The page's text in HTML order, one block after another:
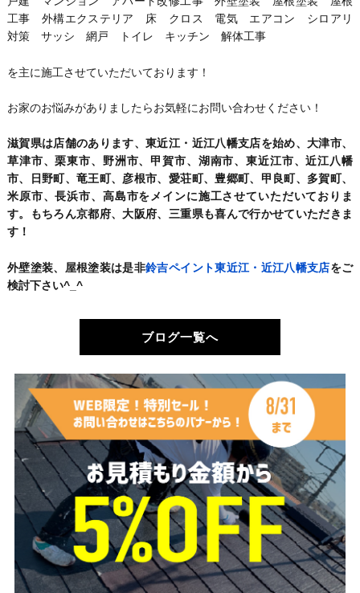
工事 外構エクステリア 床 クロス 電気 エアコン シロアリ
対策 サッシ 網戸 トイレ キッチン 解体工事
を主に施工させていただいております！
お家のお悩みがありましたらお気軽にお問い合わせください！
滋賀県は店舗のあります、東近江・近江八幡支店を始め、大津市、
草津市、栗東市、野洲市、甲賀市、湖南市、東近江市、近江八幡
市、日野町、竜王町、彦根市、愛荘町、豊郷町、甲良町、多賀町、
米原市、長浜市、高島市をメインに施工させていただいておりま
す。もちろん京都府、大阪府、三重県も喜んで行かせていただきま
す！
外壁塗装、屋根塗装は是非鈴吉ペイント東近江・近江八幡支店をご
検討下さい^_^
ブログ一覧へ